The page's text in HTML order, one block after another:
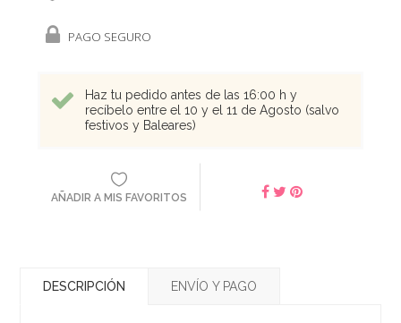
PAGO SEGURO
Haz tu pedido antes de las 16:00 h y
recíbelo entre el 10 y el 11 de Agosto (salvo
festivos y Baleares)
AÑADIR A MIS FAVORITOS
DESCRIPCIÓN ENVÍO Y PAGO